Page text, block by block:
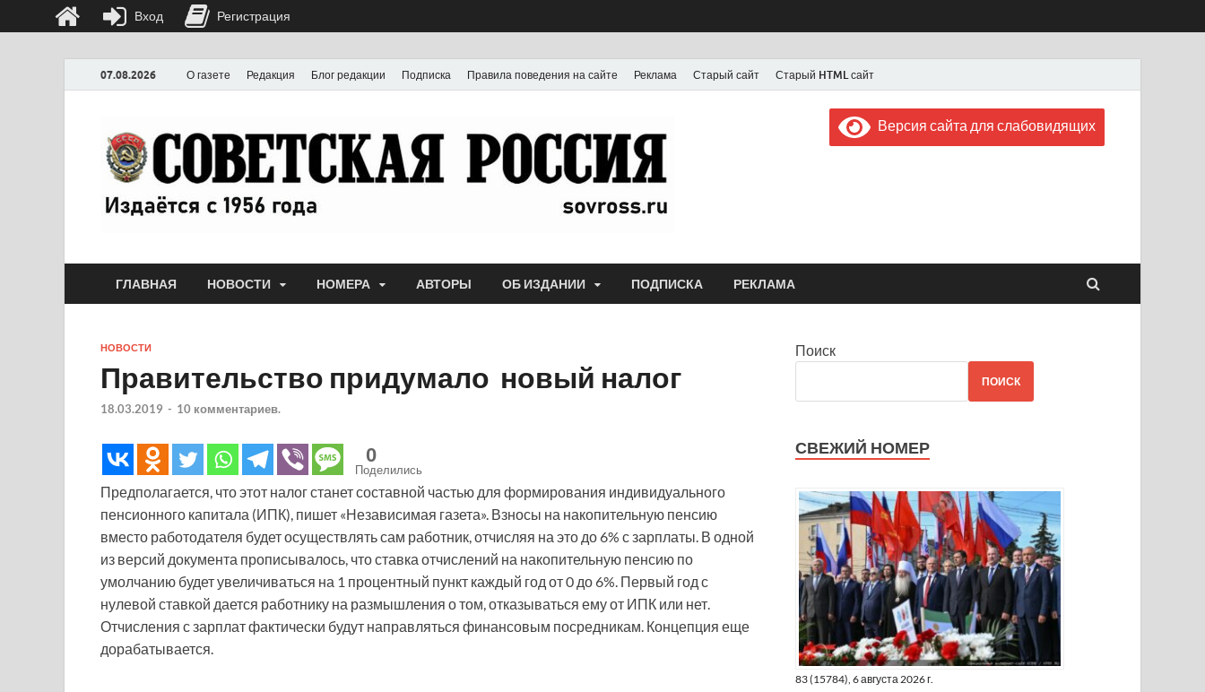
07.08.2026 О газете Редакция Блог редакции Подписка Правила поведения на сайте Реклама Старый сайт Старый HTML сайт
Газета "Советская Россия"
Выпускается с июля 1956 года
Версия сайта для слабовидящих
ГЛАВНАЯ НОВОСТИ НОМЕРА АВТОРЫ ОБ ИЗДАНИИ ПОДПИСКА РЕКЛАМА
НОВОСТИ
Правительство придумало новый налог
18.03.2019 - 10 комментариев.
0
Поделились
Предполагается, что этот налог станет составной частью для формирования индивидуального
пенсионного капитала (ИПК), пишет «Независимая газета». Взносы на накопительную пенсию
вместо работодателя будет осуществлять сам работник, отчисляя на это до 6% с зарплаты. В одной
из версий документа прописывалось, что ставка отчислений на накопительную пенсию по
умолчанию будет увеличиваться на 1 процентный пункт каждый год от 0 до 6%. Первый год с
нулевой ставкой дается работнику на размышления о том, отказываться ему от ИПК или нет.
Отчисления с зарплат фактически будут направляться финансовым посредникам. Концепция еще
дорабатывается.
Поиск
ПОИСК
СВЕЖИЙ НОМЕР
83 (15784), 6 августа 2026 г.
Вход Регистрация